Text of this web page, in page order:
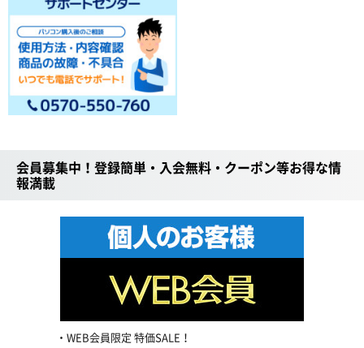
会員募集中！登録簡単・入会無料・クーポン等お得な情
報満載
WEB会員限定 特価SALE！